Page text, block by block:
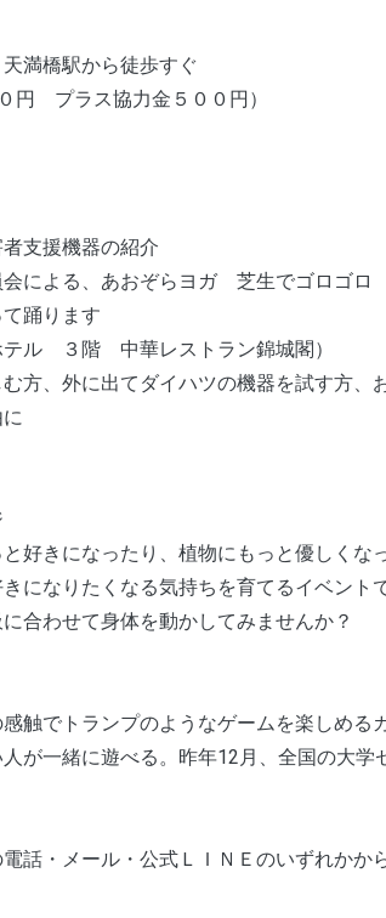
橋駅から徒歩すぐ
プラス協力金５００円）
支援機器の紹介
による、あおぞらヨガ 芝生でゴロゴロ
踊ります
ルホテル ３階 中華レストラン錦
方、外に出てダイハツの機器を試す方、
好きになったり、植物にもっと優しくな
になりたくなる気持ちを育てるイベント
合わせて身体を動かしてみませんか？
触でトランプのようなゲームを楽しめる
が一緒に遊べる。昨年12月、全国の大学
話・メール・公式ＬＩＮＥのいずれかか